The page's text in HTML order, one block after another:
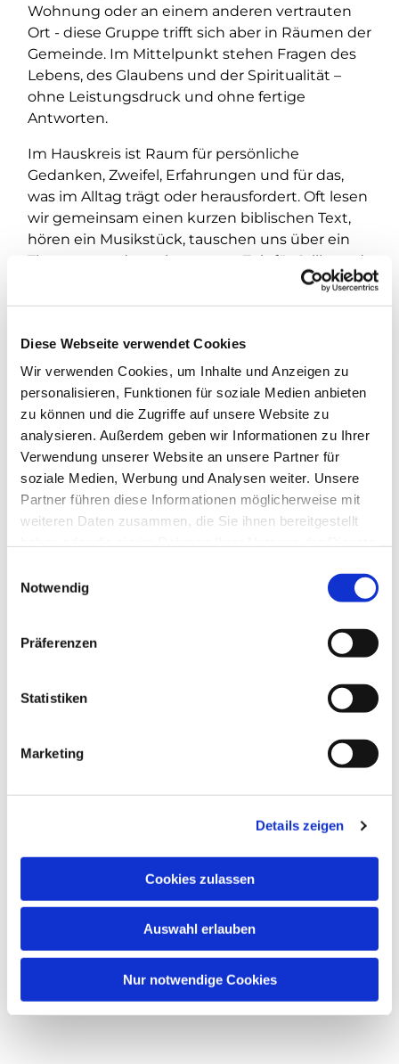
Diese Webseite verwendet Cookies
Wir verwenden Cookies, um Inhalte und Anzeigen zu
personalisieren, Funktionen für soziale Medien anbieten
zu können und die Zugriffe auf unsere Website zu
analysieren. Außerdem geben wir Informationen zu Ihrer
Verwendung unserer Website an unsere Partner für
soziale Medien, Werbung und Analysen weiter. Unsere
Partner führen diese Informationen möglicherweise mit
weiteren Daten zusammen, die Sie ihnen bereitgestellt
Notwendig
Präferenzen
Statistiken
Marketing
Details zeigen
Cookies zulassen
Auswahl erlauben
Nur notwendige Cookies
Wohnung oder an einem anderen vertrauten
Ort - diese Gruppe trifft sich aber in Räumen der
Gemeinde. Im Mittelpunkt stehen Fragen des
Lebens, des Glaubens und der Spiritualität –
ohne Leistungsdruck und ohne fertige
Antworten.
Im Hauskreis ist Raum für persönliche
Gedanken, Zweifel, Erfahrungen und für das,
was im Alltag trägt oder herausfordert. Oft lesen
wir gemeinsam einen kurzen biblischen Text,
hören ein Musikstück, tauschen uns über ein
Thema aus oder nehmen uns Zeit für Stille und
Gebet. Wichtig ist dabei nicht das „richtige“
Wissen, sondern das ehrliche Gespräch.
Ein Hauskreis lebt von Verlässlichkeit, Offenheit
und keine Pflichtveranstaltung, sondern ein Ort,
an dem Gemeinschaft wachsen kann – im
kleinen Rahmen, auf Augenhöhe.
Weitere Informationen bei Pfarrer Viktor Weber
0151 6593 6611 | weber@kirchengemeinde-
staaken.de
Dies könnte Sie auch
interessieren